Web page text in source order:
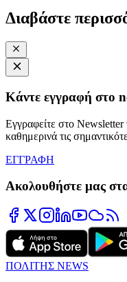
Διαβάστε
Κάντε εγγραφή στο
Εγγραφείτε στο Newsletter
καθημερινά τις
ΕΓΓΡΑΦΗ
Ακολουθήστε μας
ΠΟΛΙΤΗΣ NEWS